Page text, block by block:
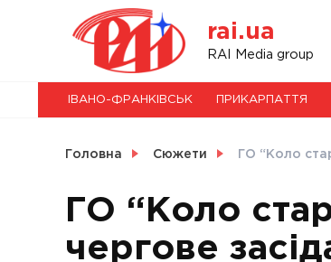
rai.ua
RAI Media group
НОВИНИ
СВІТ
УКРАЇНА
ІВАНО-ФРАНКІВСЬК ПРИКАРПАТТЯ
Головна Сюжети ГО “Коло
ГО “Коло
чергове